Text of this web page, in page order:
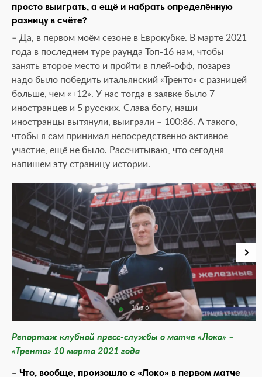
просто выиграть, а ещё и набрать определённую
разницу в счёте?
– Да, в первом моём сезоне в Еврокубке. В марте 2021
года в последнем туре раунда Топ-16 нам, чтобы
занять второе место и пройти в плей-офф, позарез
надо было победить итальянский «Тренто» с разницей
больше, чем «+12». У нас тогда в заявке было 7
иностранцев и 5 русских. Слава богу, наши
иностранцы вытянули, выиграли – 100:86. А такого,
чтобы я сам принимал непосредственно активное
участие, ещё не было. Рассчитываю, что сегодня
напишем эту страницу истории.
1 из 6
Репортаж клубной пресс-службы о матче «Локо» –
«Тренто» 10 марта 2021 года
– Что, вообще, произошло с «Локо» в первом матче